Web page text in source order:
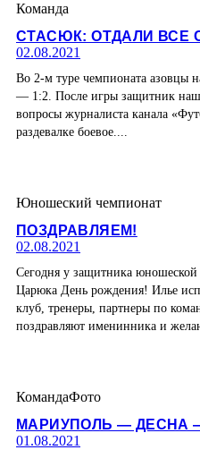
Команда
СТАСЮК: ОТДАЛИ ВСЕ
02.08.2021
Во 2-м туре чемпионата азовцы
— 1:2. После игры защитник
вопросы журналиста канала
раздевалке боевое....
Юношеский чемпионат
ПОЗДРАВЛЯЕМ!
02.08.2021
Сегодня у защитника
Царюка День рождения! Илье
клуб, тренеры, партнеры по
поздравляют именинника и
КомандаФото
МАРИУПОЛЬ — ДЕСНА
01.08.2021